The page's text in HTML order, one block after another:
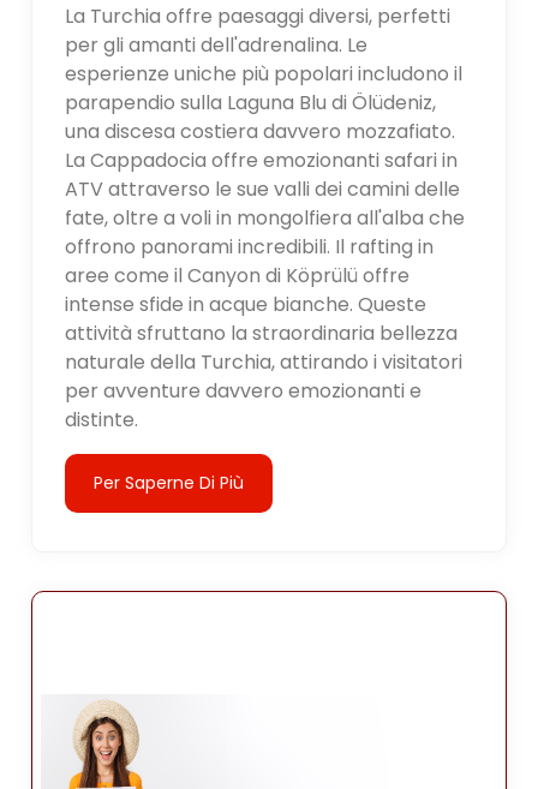
La Turchia offre paesaggi diversi, perfetti
per gli amanti dell'adrenalina. Le
esperienze uniche più popolari includono il
parapendio sulla Laguna Blu di Ölüdeniz,
una discesa costiera davvero mozzafiato.
La Cappadocia offre emozionanti safari in
ATV attraverso le sue valli dei camini delle
fate, oltre a voli in mongolfiera all'alba che
offrono panorami incredibili. Il rafting in
aree come il Canyon di Köprülü offre
intense sfide in acque bianche. Queste
attività sfruttano la straordinaria bellezza
naturale della Turchia, attirando i visitatori
per avventure davvero emozionanti e
distinte.
Per Saperne Di Più